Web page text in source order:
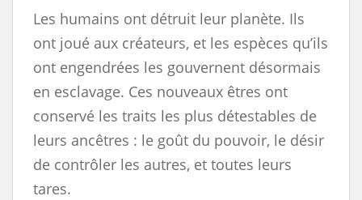
Les humains ont détruit leur planète. Ils
ont joué aux créateurs, et les espèces qu’ils
ont engendrées les gouvernent désormais
en esclavage. Ces nouveaux êtres ont
conservé les traits les plus détestables de
leurs ancêtres : le goût du pouvoir, le désir
de contrôler les autres, et toutes leurs
tares.